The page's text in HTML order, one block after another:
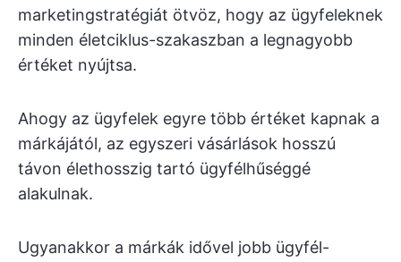
marketingstratégiát ötvöz, hogy az ügyfeleknek
minden életciklus-szakaszban a legnagyobb
értéket nyújtsa.
Ahogy az ügyfelek egyre több értéket kapnak a
márkájától, az egyszeri vásárlások hosszú
távon élethosszig tartó ügyfélhűséggé
alakulnak.
Ugyanakkor a márkák idővel jobb ügyfél-